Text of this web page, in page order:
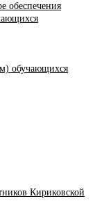
обеспечения
обучающихся
Кириковской